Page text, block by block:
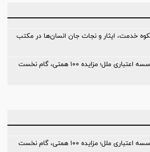
خدمت، ایثار و نجات جان انسان‌ها در مکتب
چرخش بزرگ در مؤسسه اعتباری ملل؛ مزایده ۱۰۰ همتی، گام نخست
چرخش بزرگ در مؤسسه اعتباری ملل؛ مزایده ۱۰۰ همتی، گام نخست